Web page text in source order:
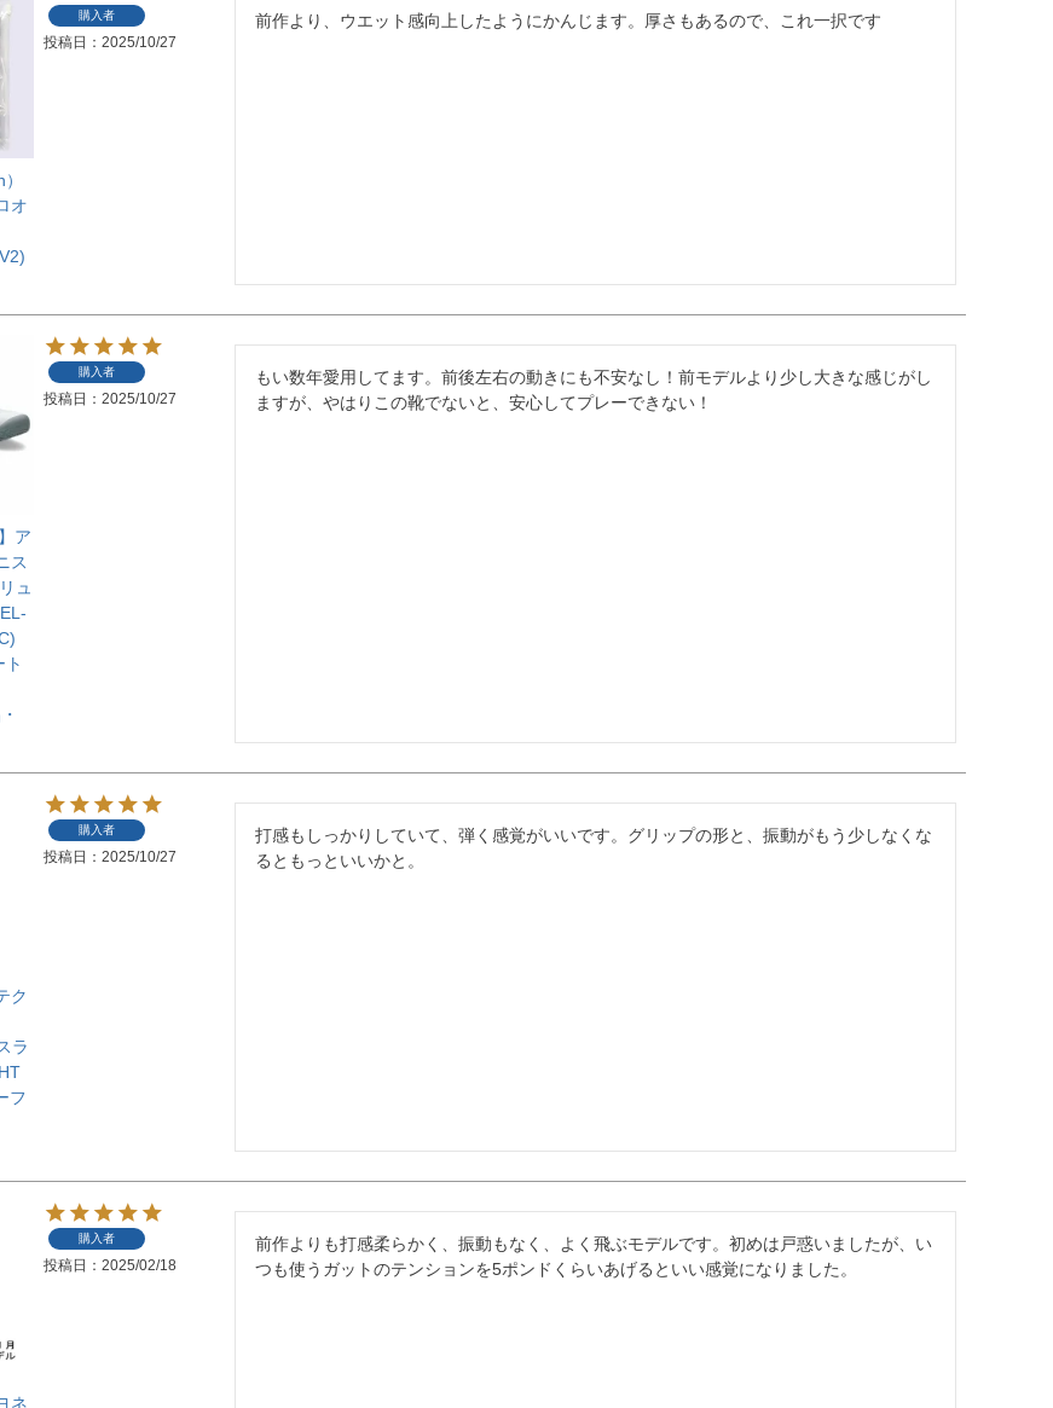
オ
購入者
投稿日 2025/10/27
前作より、ウエット感向上したようにかんじます。厚さもあるので、これ一択です
ア
ス
ュ
購入者
投稿日 2025/10/27
もい数年愛用してます。前後左右の動きにも不安なし！前モデルより少し大きな感じがし
ますが、やはりこの靴でないと、安心してプレーできない！
ク
ラ
フ
購入者
投稿日 2025/10/27
打感もしっかりしていて、弾く感覚がいいです。グリップの形と、振動がもう少しなくな
るともっといいかと。
ネ
購入者
投稿日 2025/02/18
前作よりも打感柔らかく、振動もなく、よく飛ぶモデルです。初めは戸惑いましたが、い
つも使うガットのテンションを5ポンドくらいあげるといい感覚になりました。